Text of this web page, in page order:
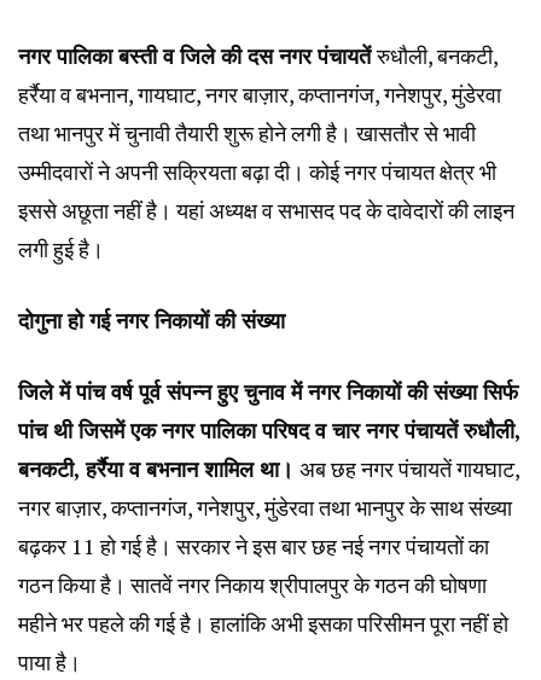
नगर पालिका बस्ती व जिले की दस नगर पंचायतेंरुधौली, बनकटी,
हर्रैया व बभनान, गायघाट, नगर बाज़ार, कप्तानगंज, गनेशपुर, मुंडेरवा
तथा भानपुर में चुनावी तैयारी शुरू होने लगी है। खासतौर से भावी
उम्मीदवारों ने अपनी सक्रियता बढ़ा दी। कोई नगर पंचायत क्षेत्र भी
इससे अछूता नहीं है। यहां अध्यक्ष व सभासद पद के दावेदारों की लाइन
लगी हुई है।
दोगुना हो गई नगर निकायों की संख्या
जिले में पांच वर्ष पूर्व संपन्न हुए चुनाव में नगर निकायों की संख्या सिर्फ
पांच थी जिसमें एक नगर पालिका परिषद व चार नगर पंचायतें रुधौली,
बनकटी, हर्रैया व बभनान शामिल था। अब छह नगर पंचायतें गायघाट,
नगर बाज़ार, कप्तानगंज, गनेशपुर, मुंडेरवा तथा भानपुर के साथ संख्या
बढ़कर 11 हो गई है। सरकार ने इस बार छह नई नगर पंचायतों का
गठन किया है। सातवें नगर निकाय श्रीपालपुर के गठन की घोषणा
महीने भर पहले की गई है। हालांकि अभी इसका परिसीमन पूरा नहीं हो
पाया है।